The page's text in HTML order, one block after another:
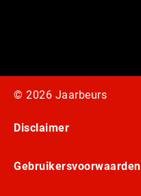
© 2026 Jaarbeurs
Disclaimer
Gebruikersvoorwaarden